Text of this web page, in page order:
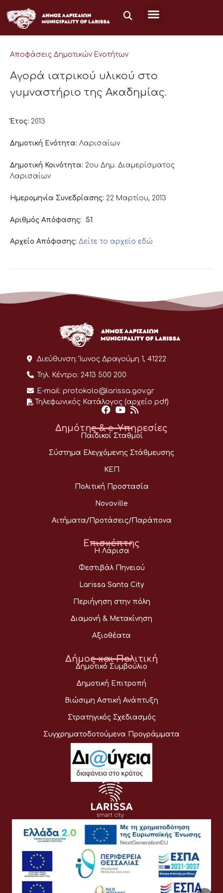
στο
περιεχόμενο
Αποφάσεις Δημοτικών Ενοτήτων
Αγορά ιατρικού υλικού στο
γυμναστήριο της Ακαδημίας.
Έτος: 2013
Δημοτική Ενότητα: Λαρισαίων
Δημοτική Κοινότητα: 2ου Δημ. Διαμερίσματος
Λαρισαίων
Ημερομηνία Συνεδρίασης: 22 Μαρτίου, 2013
Αριθμός Απόφασης: 51
Αρχείο Απόφασης: Δείτε το αρχείο εδώ
Διεύθυνση: Ίωνος Δραγούμη 1, 41222
Τηλ. Κέντρο: 2413 500 200
E-mail: protokolo@larissa.gov.gr
Τηλεφωνικός Κατάλογος (αρχείο pdf)
Δημότης & e-Υπηρεσίες
Παιδικοί Σταθμοί
Σύστημα Ελεγχόμενης Στάθμευσης
ΚΕΠ
Πολιτική Προστασία
Novoville
Αιτήματα/Προτάσεις/Παράπονα
Επισκέπτης
Η Λάρισα
Φεστιβάλ Πηνειού
Larissa Santa City
Περιήγηση στην πόλη
Διαμονή & Μετακίνηση
Αξιοθέατα
Δήμος και Πολιτική
Δημοτικό Συμβούλιο
Δημοτική Επιτροπή
Βιώσιμη Αστική Ανάπτυξη
Στρατηγικός Σχεδιασμός
Συγχρηματοδοτούμενα Προγράμματα